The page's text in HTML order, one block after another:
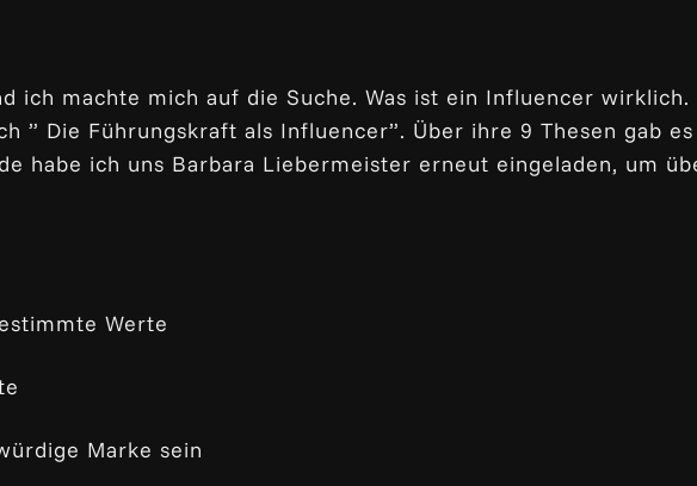
ich machte mich auf die Suche. Was ist ein Influencer wirklich.
” Die Führungskraft als Influencer”. Über ihre 9 Thesen gab
habe ich uns Barbara Liebermeister erneut eingeladen, um
Werte
Marke sein